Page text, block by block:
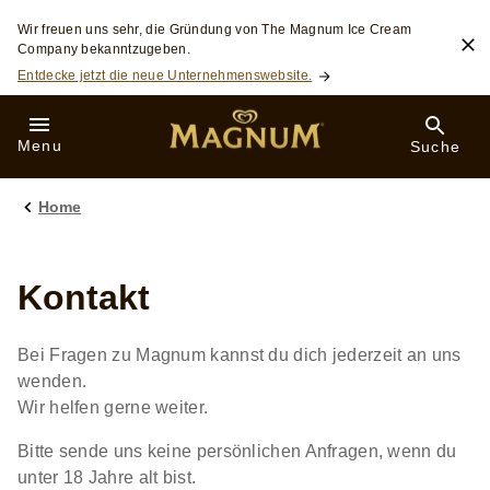
Skip to:
Wir freuen uns sehr, die Gründung von The Magnum Ice Cream
Company bekanntzugeben.
Entdecke jetzt die neue Unternehmenswebsite.
Menu Suche
Home
Kontakt
Bei Fragen zu Magnum kannst du dich jederzeit an uns
wenden.
Wir helfen gerne weiter.
Bitte sende uns keine persönlichen Anfragen, wenn du
unter 18 Jahre alt bist.